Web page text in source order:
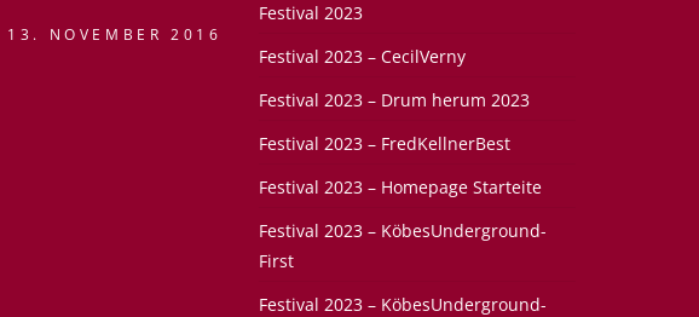
13. NOVEMBER 2016
Festival 2023
Festival 2023 – CecilVerny
Festival 2023 – Drum herum 2023
Festival 2023 – FredKellnerBest
Festival 2023 – Homepage Starteite
Festival 2023 – KöbesUnderground-
First
Festival 2023 – KöbesUnderground-